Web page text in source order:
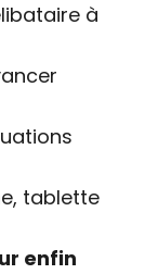
à
tablette
enfin